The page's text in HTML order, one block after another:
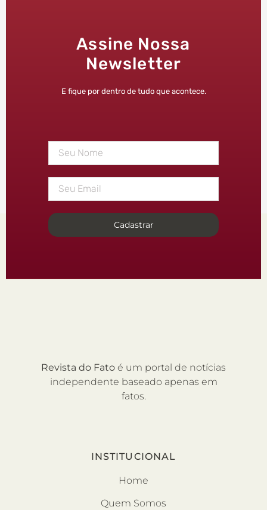
Assine Nossa
Newsletter
E fique por dentro de tudo que acontece.
Cadastrar
Revista do Fato é um portal de notícias
independente baseado apenas em
fatos.
INSTITUCIONAL
Home
Quem Somos